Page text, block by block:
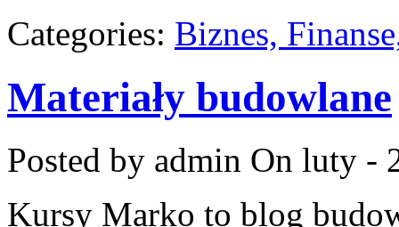
Categories: Biznes,
Materiały budowlane
Posted by admin On luty -
Kursy Marko to blog